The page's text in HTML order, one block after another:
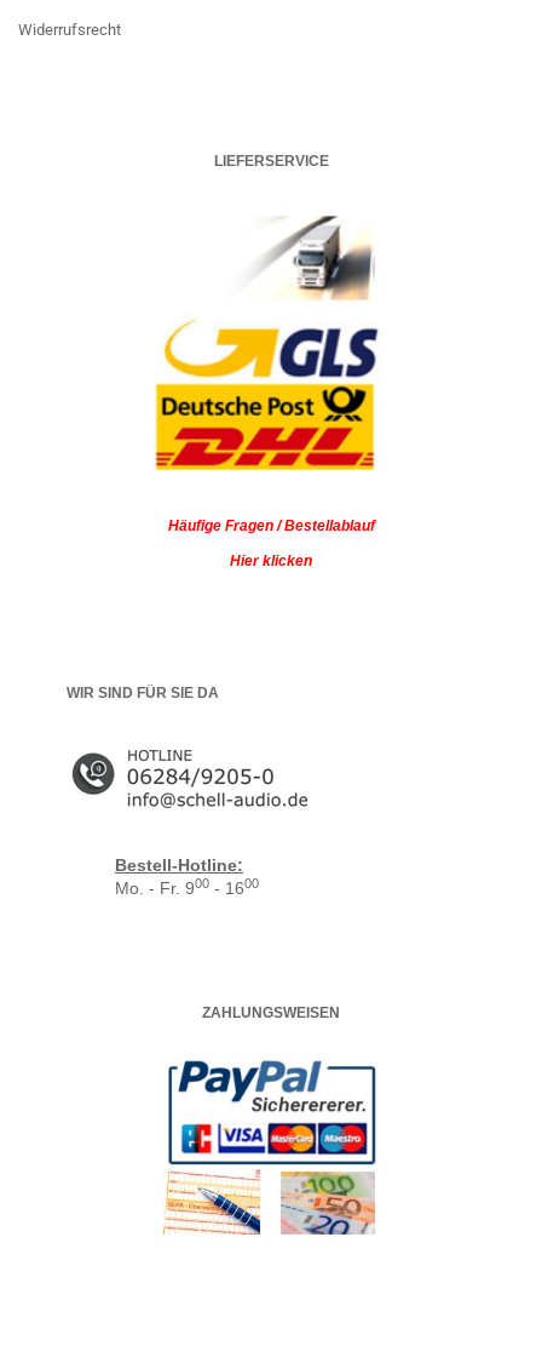
Widerrufsrecht
LIEFERSERVICE
Häufige Fragen / Bestellablauf
Hier klicken
WIR SIND FÜR SIE DA
Bestell-Hotline:
Mo. - Fr. 900 - 1600
ZAHLUNGSWEISEN